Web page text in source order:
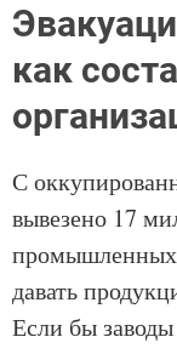
как
С
вывезено 17
промышленных
давать
Если бы